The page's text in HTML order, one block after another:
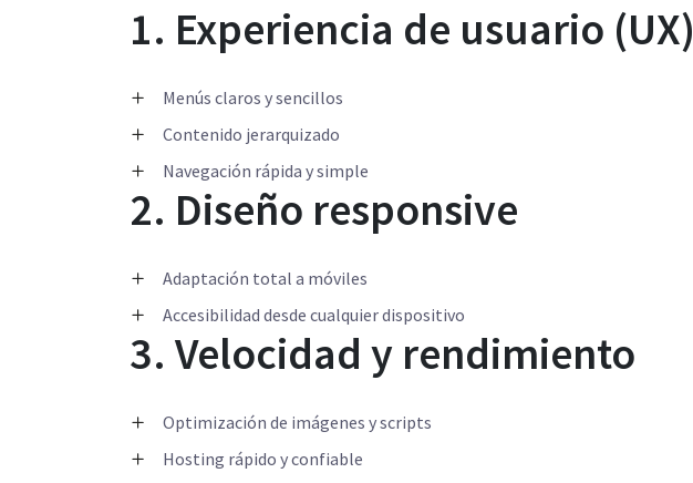
1. Experiencia de usuario (UX)
Menús claros y sencillos
Contenido jerarquizado
Navegación rápida y simple
2. Diseño responsive
Adaptación total a móviles
Accesibilidad desde cualquier dispositivo
3. Velocidad y rendimiento
Optimización de imágenes y scripts
Hosting rápido y confiable